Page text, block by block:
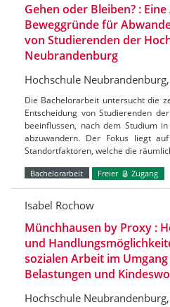
Gehen oder Bleiben? :
Beweggründe für
von Studierenden der
Neubrandenburg
Hochschule
Die Bachelorarbeit untersucht die
Entscheidung von Studierenden
beeinflussen, nach dem Studium
abzuwandern. Der Fokus liegt
Standortfaktoren, welche die
Bachelorarbeit Freier Zugang
Isabel Rochow
Münchhausen by Proxy :
und
sozialen Arbeit im
Belastungen und
Hochschule